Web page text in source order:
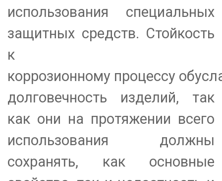
использования специальных
защитных средств. Стойкость
к
коррозионному процессу
долговечность изделий, так
как они на протяжении всего
использования должны
сохранять, как основные